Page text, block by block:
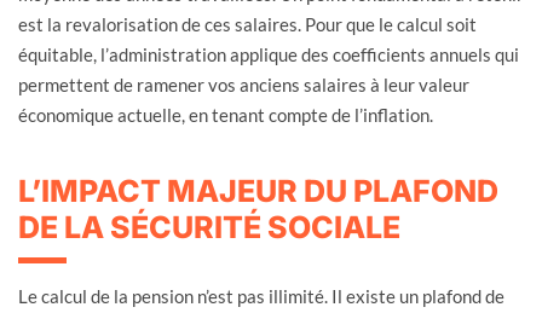
est la revalorisation de ces salaires. Pour que le calcul soit
équitable, l’administration applique des coefficients annuels qui
permettent de ramener vos anciens salaires à leur valeur
économique actuelle, en tenant compte de l’inflation.
L’IMPACT MAJEUR DU PLAFOND
DE LA SÉCURITÉ SOCIALE
Le calcul de la pension n’est pas illimité. Il existe un plafond de